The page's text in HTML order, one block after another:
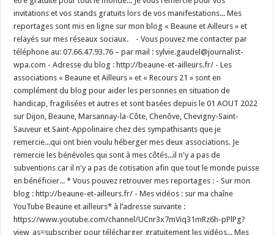
invitations et vos stands gratuits lors de vos manifestations... Mes
reportages sont mis en ligne sur mon blog « Beaune et Ailleurs » et
relayés sur mes réseaux sociaux. - Vous pouvez me contacter par
téléphone au: 07.66.47.93.76 – par mail : sylvie.gaudel@journalist-
wpa.com - Adresse du blog : http://beaune-et-ailleurs.fr/ - Les
associations « Beaune et Ailleurs » et « Recours 21 » sont en
complément du blog pour aider les personnes en situation de
handicap, fragilisées et autres et sont basées depuis le 01 AOUT 2022
sur Dijon, Beaune, Marsannay-la-Côte, Chenôve, Chevigny-Saint-
Sauveur et Saint-Appolinaire chez des sympathisants que je
remercie...qui ont bien voulu héberger mes deux associations. Je
remercie les bénévoles qui sont à mes côtés...il n'y a pas de
subventions car il n'y a pas de cotisation afin que tout le monde puisse
en bénéficier... * Vous pouvez retrouver mes reportages : - Sur mon
blog : http://beaune-et-ailleurs.fr/ - Mes vidéos : sur ma chaîne
YouTube Beaune et ailleurs* à l’adresse suivante :
https://www.youtube.com/channel/UCnr3x7mViq31mRz6h-pPlPg?
view_as=subscriber pour télécharger gratuitement les vidéos... Mes